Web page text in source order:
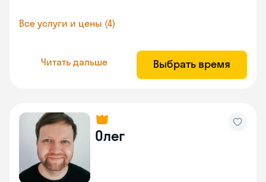
Все услуги и цены (4)
Читать дальше Выбрать время
Олег